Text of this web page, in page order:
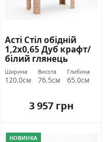
Асті Стіл обідній
1,2х0,65 Дуб крафт/
білий глянець
Міромарк
Ширина
120.0см
Висота
76.5см
Глибина
65.0см
3 957 грн
НОВИНКА